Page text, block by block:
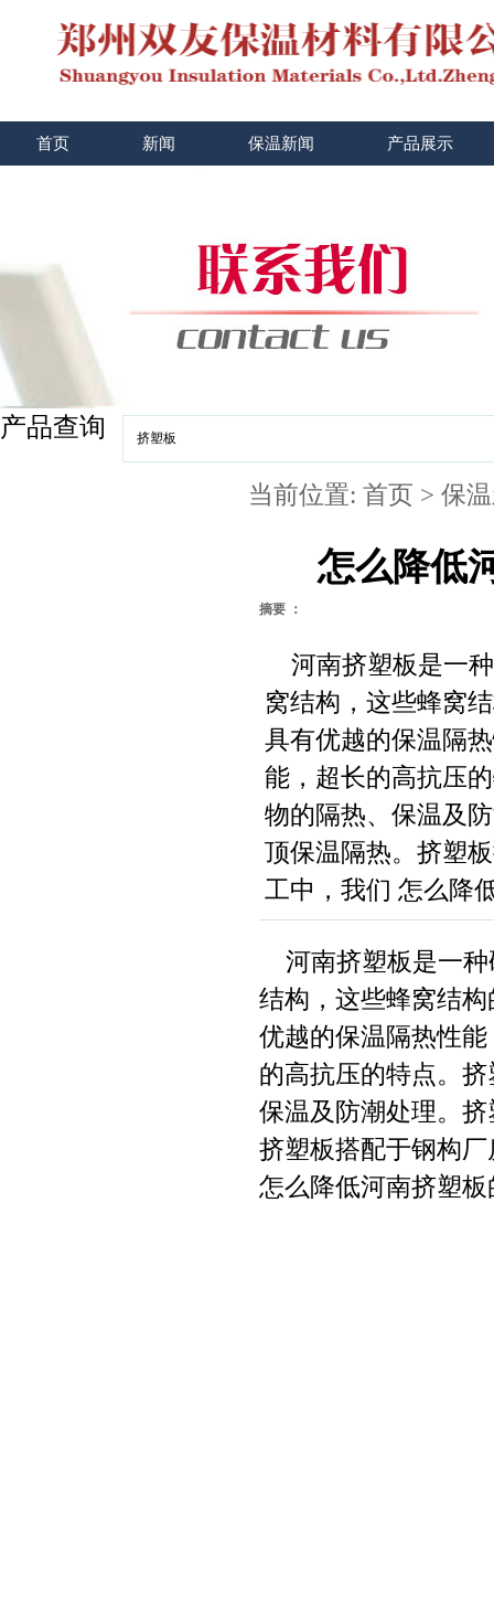
首页 新闻 保温新闻 产品展示
产品查询
当前位置: 首页 > 保
怎么降低
摘要 ：
河南挤塑板是一
窝结构，这些蜂窝
具有优越的保温隔
能，超长的高抗压
物的隔热、保温及
顶保温隔热。挤塑
工中，我们 怎么降
河南挤塑板是一
结构，这些蜂窝结
优越的保温隔热性
的高抗压的特点。
保温及防潮处理。
挤塑板搭配于钢构
怎么降低河南挤塑